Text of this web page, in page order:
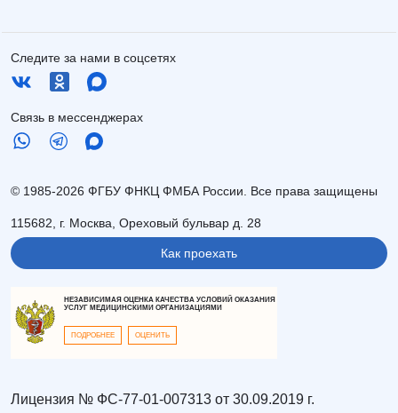
Следите за нами в соцсетях
Связь в мессенджерах
© 1985-2026 ФГБУ ФНКЦ ФМБА России. Все права защищены
115682, г. Москва, Ореховый бульвар д. 28
Как проехать
НЕЗАВИСИМАЯ ОЦЕНКА КАЧЕСТВА УСЛОВИЙ ОКАЗАНИЯ
УСЛУГ МЕДИЦИНСКИМИ ОРГАНИЗАЦИЯМИ
ПОДРОБНЕЕ ОЦЕНИТЬ
Лицензия № ФС-77-01-007313 от 30.09.2019 г.